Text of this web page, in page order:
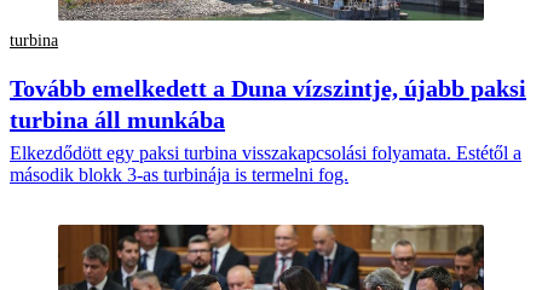
turbina
Tovább emelkedett a Duna vízszintje, újabb paksi
turbina áll munkába
Elkezdődött egy paksi turbina visszakapcsolási folyamata. Estétől a
második blokk 3-as turbinája is termelni fog.